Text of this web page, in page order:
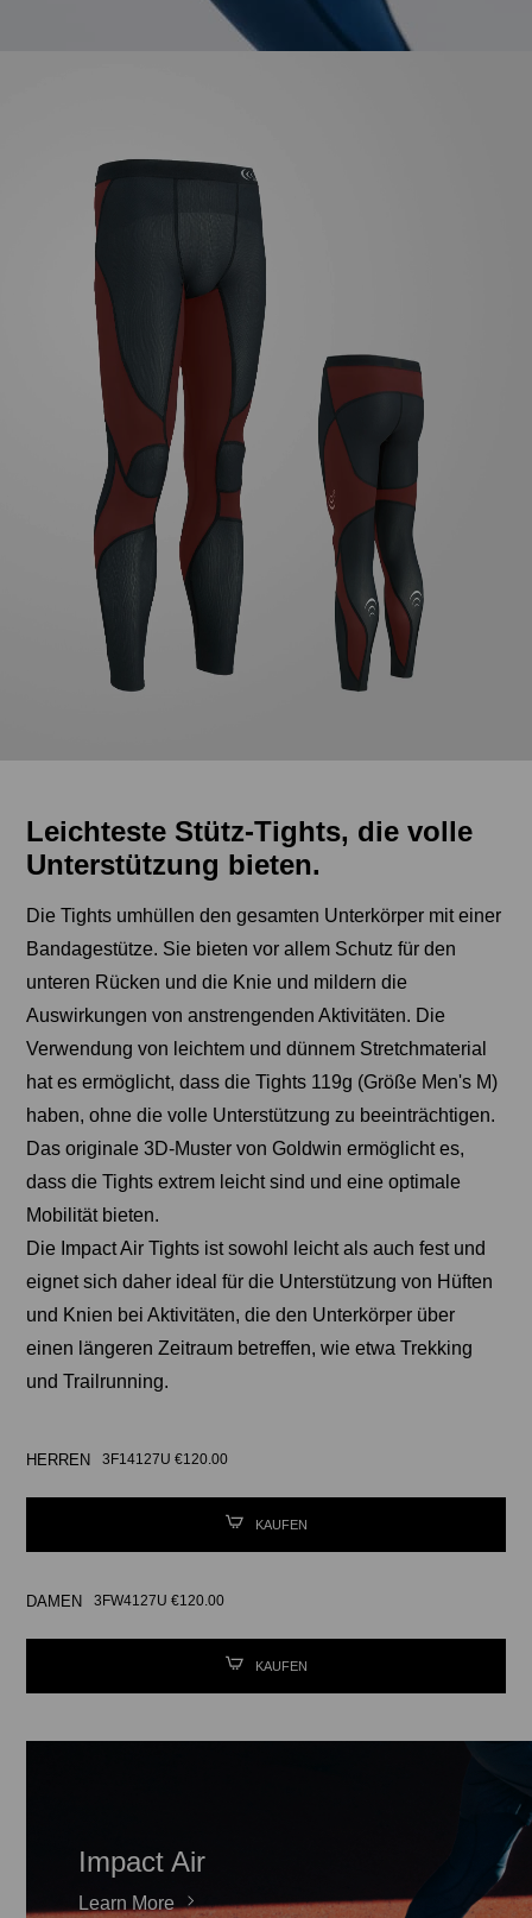
Leichteste Stütz-Tights, die volle
Unterstützung bieten.
Die Tights umhüllen den gesamten Unterkörper mit einer
Bandagestütze. Sie bieten vor allem Schutz für den
unteren Rücken und die Knie und mildern die
Auswirkungen von anstrengenden Aktivitäten. Die
Verwendung von leichtem und dünnem Stretchmaterial
hat es ermöglicht, dass die Tights 119g (Größe Men's M)
haben, ohne die volle Unterstützung zu beeinträchtigen.
Das originale 3D-Muster von Goldwin ermöglicht es,
dass die Tights extrem leicht sind und eine optimale
Mobilität bieten.
Die Impact Air Tights ist sowohl leicht als auch fest und
eignet sich daher ideal für die Unterstützung von Hüften
und Knien bei Aktivitäten, die den Unterkörper über
einen längeren Zeitraum betreffen, wie etwa Trekking
und Trailrunning.
HERREN 3F14127U €120.00
KAUFEN
DAMEN 3FW4127U €120.00
KAUFEN
Impact Air
Learn More